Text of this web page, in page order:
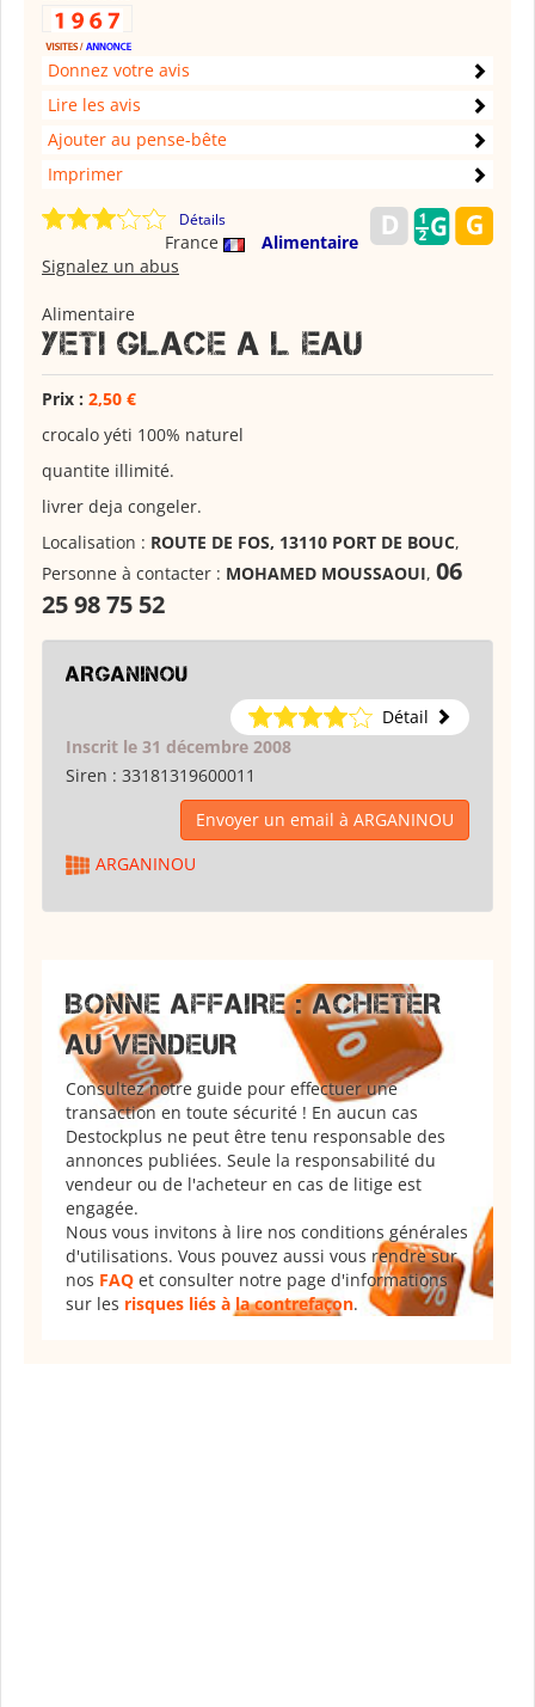
Donnez votre avis
Lire les avis
Ajouter au pense-bête
Imprimer
Détails
France
Alimentaire
Signalez un abus
Alimentaire
Yeti glace a l eau
Prix : 2,50 €
crocalo yéti 100% naturel
quantite illimité.
livrer deja congeler.
Localisation : ROUTE DE FOS, 13110 PORT DE BOUC,
Personne à contacter : MOHAMED MOUSSAOUI, 06
25 98 75 52
ARGANINOU
Détail
Inscrit le 31 décembre 2008
Siren : 33181319600011
Envoyer un email à ARGANINOU
ARGANINOU
BONNE AFFAIRE : ACHETER
AU VENDEUR
Consultez notre guide pour effectuer une
transaction en toute sécurité ! En aucun cas
Destockplus ne peut être tenu responsable des
annonces publiées. Seule la responsabilité du
vendeur ou de l'acheteur en cas de litige est
engagée.
Nous vous invitons à lire nos conditions générales
d'utilisations. Vous pouvez aussi vous rendre sur
nos FAQ et consulter notre page d'informations
sur les risques liés à la contrefaçon.